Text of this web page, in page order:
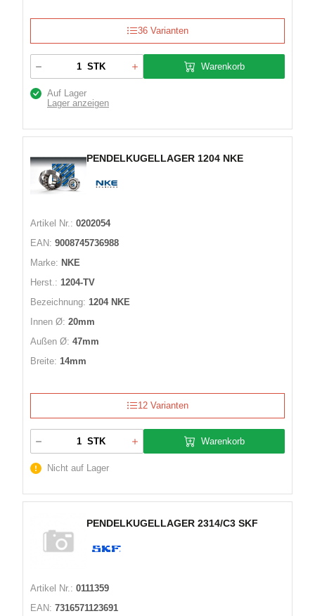
36 Varianten
STK Warenkorb
Auf Lager
Lager anzeigen
PENDELKUGELLAGER 1204 NKE
Artikel Nr.: 0202054
EAN: 9008745736988
Marke: NKE
Herst.: 1204-TV
Bezeichnung: 1204 NKE
Innen Ø: 20mm
Außen Ø: 47mm
Breite: 14mm
12 Varianten
STK Warenkorb
Nicht auf Lager
PENDELKUGELLAGER 2314/C3 SKF
Artikel Nr.: 0111359
EAN: 7316571123691